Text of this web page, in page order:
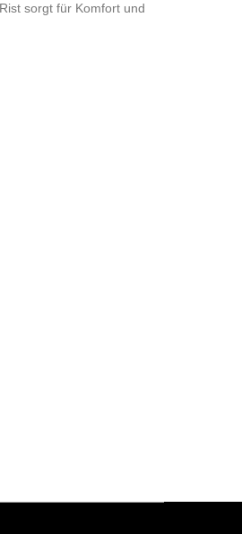
sorgt für Komfort und